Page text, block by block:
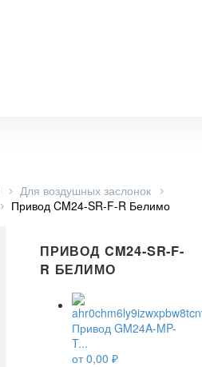
Для воздушных заслонок
Привод CM24-SR-F-R Белимо
ПРИВОД CM24-SR-F-
R БЕЛИМО
Привод GM24A-MP-
T...
от0,00 ₽